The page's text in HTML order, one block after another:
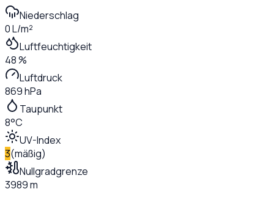
Niederschlag
0 L/m²
Luftfeuchtigkeit
48 %
Luftdruck
869 hPa
Taupunkt
8°C
UV-Index
3(mäßig)
Nullgradgrenze
3989 m